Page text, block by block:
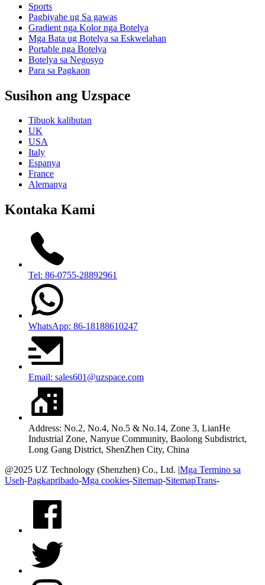
Sports
Pagbiyahe ug Sa gawas
Gradient nga Kolor nga Botelya
Mga Bata ug Botelya sa Eskwelahan
Portable nga Botelya
Botelya sa Negosyo
Para sa Pagkaon
Susihon ang Uzspace
Tibuok kalibutan
UK
USA
Italy
Espanya
France
Alemanya
Kontaka Kami
Tel: 86-0755-28892961
WhatsApp: 86-18188610247
Email: sales601@uzspace.com
Address: No.2, No.4, No.5 & No.14, Zone 3, LianHe
Industrial Zone, Nanyue Community, Baolong Subdistrict,
Long Gang District, ShenZhen City, China
@2025 UZ Technology (Shenzhen) Co., Ltd. |Mga Termino sa
Useh-Pagkapribado-Mga cookies-Sitemap-SitemapTrans-